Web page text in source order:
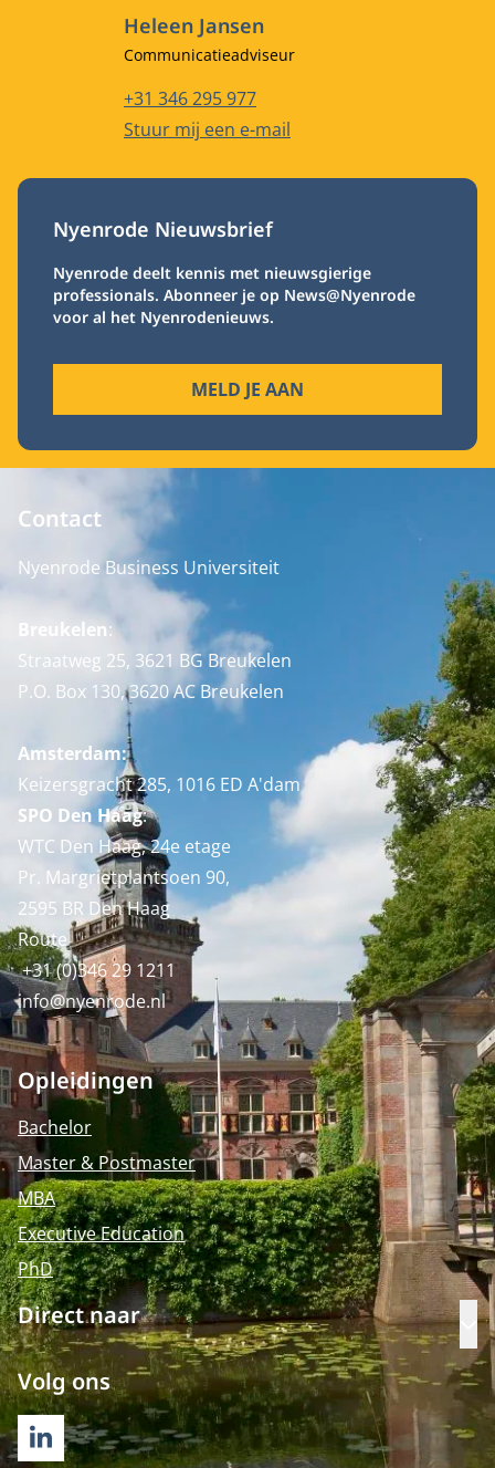
Heleen Jansen
Functietitel
Communicatieadviseur
Telefoonnummer
+31 346 295 977
E-mailadres
Stuur mij een e-mail
Nyenrode Nieuwsbrief
Nyenrode deelt kennis met nieuwsgierige
professionals. Abonneer je op News@Nyenrode
voor al het Nyenrodenieuws.
MELD JE AAN
Contact
Nyenrode Business Universiteit
Breukelen:
Straatweg 25, 3621 BG Breukelen
P.O. Box 130, 3620 AC Breukelen
Amsterdam:
Keizersgracht 285, 1016 ED A'dam
SPO Den Haag:
WTC Den Haag, 24e etage
Pr. Margrietplantsoen 90,
2595 BR Den Haag
Route
+31 (0)346 29 1211
info@nyenrode.nl
Opleidingen
Bachelor
Master & Postmaster
MBA
Executive Education
PhD
Direct naar
Volg ons
LINKEDIN